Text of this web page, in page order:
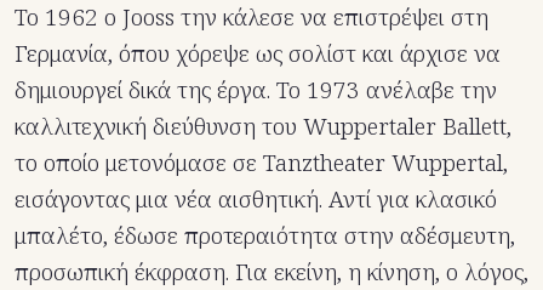
Το 1962 ο Jooss την κάλεσε να επιστρέψει στη
Γερμανία, όπου χόρεψε ως σολίστ και άρχισε να
δημιουργεί δικά της έργα. Το 1973 ανέλαβε την
καλλιτεχνική διεύθυνση του Wuppertaler Ballett,
το οποίο μετονόμασε σε Tanztheater Wuppertal,
εισάγοντας μια νέα αισθητική. Αντί για κλασικό
μπαλέτο, έδωσε προτεραιότητα στην αδέσμευτη,
προσωπική έκφραση. Για εκείνη, η κίνηση, ο λόγος,